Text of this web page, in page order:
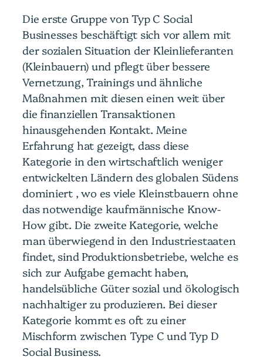
Die erste Gruppe von Typ C Social
Businesses beschäftigt sich vor allem mit
der sozialen Situation der Kleinlieferanten
(Kleinbauern) und pflegt über bessere
Vernetzung, Trainings und ähnliche
Maßnahmen mit diesen einen weit über
die finanziellen Transaktionen
hinausgehenden Kontakt. Meine
Erfahrung hat gezeigt, dass diese
Kategorie in den wirtschaftlich weniger
entwickelten Ländern des globalen Südens
dominiert , wo es viele Kleinstbauern ohne
das notwendige kaufmännische Know-
How gibt. Die zweite Kategorie, welche
man überwiegend in den Industriestaaten
findet, sind Produktionsbetriebe, welche es
sich zur Aufgabe gemacht haben,
handelsübliche Güter sozial und ökologisch
nachhaltiger zu produzieren. Bei dieser
Kategorie kommt es oft zu einer
Mischform zwischen Type C und Typ D
Social Business.